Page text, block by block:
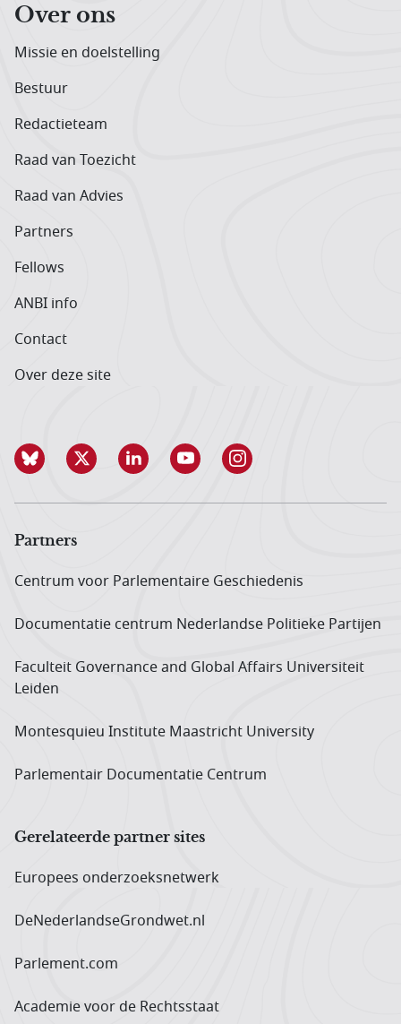
Over ons
Missie en doelstelling
Bestuur
Redactieteam
Raad van Toezicht
Raad van Advies
Partners
Fellows
ANBI info
Contact
Over deze site
Partners
Centrum voor Parlementaire Geschiedenis
Documentatie centrum Neder­landse Politieke Partijen
Faculteit Governance and Global Affairs Universiteit
Leiden
Montesquieu Institute Maastricht University
Parlementair Documentatie Centrum
Gerelateerde partner sites
Europees onderzoeks­netwerk
DeNederlandseGrondwet.nl
Parlement.com
Academie voor de Rechtsstaat